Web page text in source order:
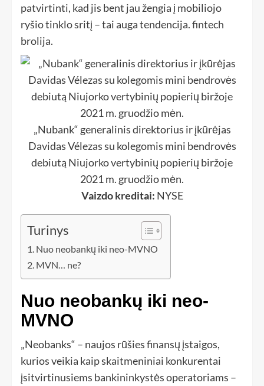
patvirtinti, kad jis bent jau žengia į mobiliojo
ryšio tinklo sritį – tai auga tendencija. fintech
brolija.
„Nubank“ generalinis direktorius ir įkūrėjas
Davidas Vélezas su kolegomis mini bendrovės
debiutą Niujorko vertybinių popierių biržoje
2021 m. gruodžio mėn.
Vaizdo kreditai: NYSE
Turinys
Nuo neobankų iki neo-MVNO
MVN… ne?
Nuo neobankų iki neo-
MVNO
„Neobanks“ – naujos rūšies finansų įstaigos,
kurios veikia kaip skaitmeniniai konkurentai
įsitvirtinusiems bankininkystės operatoriams –